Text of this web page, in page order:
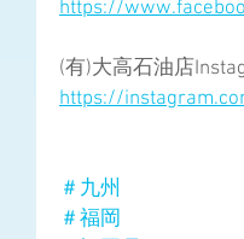
https://
(有)大高石油店
https://
＃九州
＃福岡